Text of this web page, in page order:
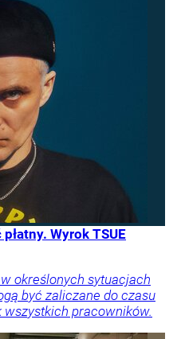
Wyrok TSUE
określonych sytuacjach
być zaliczane do czasu
wszystkich pracowników.